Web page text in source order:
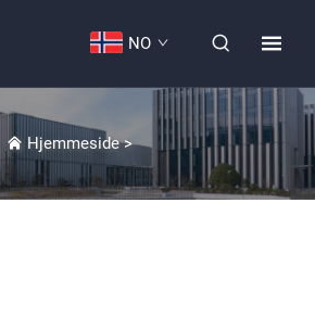
NO
Hjemmeside>